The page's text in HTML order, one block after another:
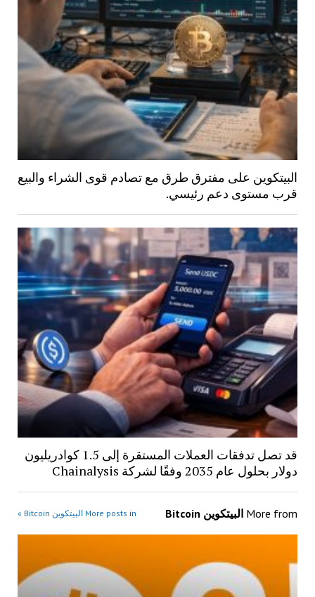
البيتكوين على مفترق طرق مع تصادم قوى الشراء والبيع
قرب مستوى دعم رئيسي.
قد تصل تدفقات العملات المستقرة إلى 1.5 كوادريليون
دولار بحلول عام 2035 وفقًا لشركة Chainalysis
More from البيتكوين Bitcoin More posts in البيتكوين Bitcoin »